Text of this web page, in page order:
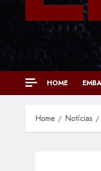
HOME
Home Notícias